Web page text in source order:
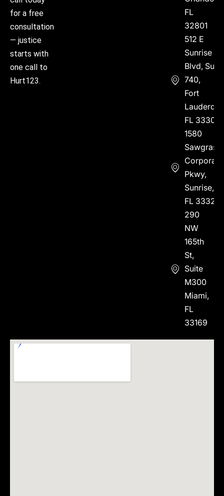
for a free
consultation
— justice
starts with
one call to
Hurt123.
FL
32801
512 E
Sunrise
Blvd, Suite
740,
Fort
FL 33304
1580
Sawgrass
Corporate
Pkwy,
Sunrise,
FL 33323
290
NW
165th
St,
Suite
M300
Miami,
FL
33169